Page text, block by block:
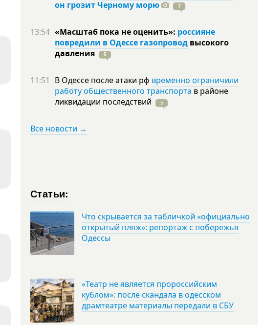
он грозит Черному морю
7
13:54 «Масштаб пока не оценить»: россияне
повредили в Одессе газопровод высокого
давления
5
11:51 В Одессе после атаки рф временно ограничили
работу общественного транспорта в районе
ликвидации последствий 5
Все новости →
Статьи:
Что скрывается за табличкой «официально
открытый пляж»: репортаж с побережья
Одессы
«Театр не является пророссийским
кублом»: после скандала в одесском
драмтеатре материалы передали в СБУ